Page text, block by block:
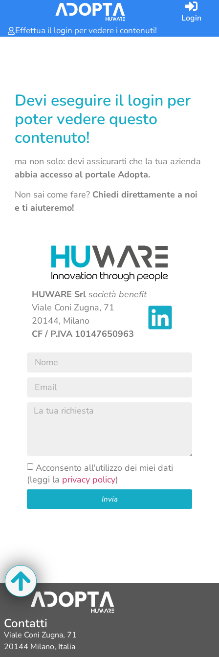
Login
Effettua il login per vedere i contenuti!
Devi eseguire il login per
poter vedere questo
contenuto!
ma non solo: devi assicurarti che la tua azienda
abbia accesso al portale Adopta.
Non sai come fare? Chiedi direttamente a noi
e ti aiuteremo!
HUWARE Srl società benefit
Viale Coni Zugna, 71
20144, Milano
CF / P.IVA 10147650963
Acconsento all'utilizzo dei miei dati
(leggi la privacy policy)
Invia
Contatti
Viale Coni Zugna, 71
20144 Milano, Italia